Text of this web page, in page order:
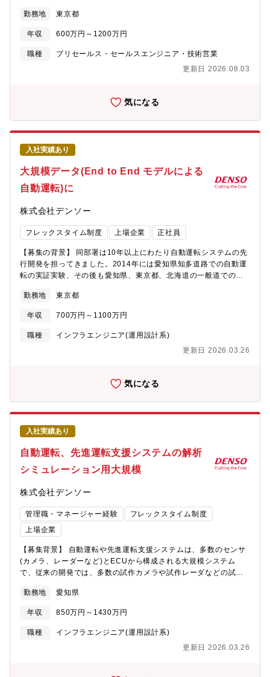
発や既存事業の成長に積極的に投資をしています。イノベーショ
ンカンパニー統括本部では、収益の柱になる事業開発を担ってい
ただける方を募集します。【業務内容】同社が展開する複数のプ
ロダクトを横断的に活用し、お客様の経営課題や技術的課題の解
決提案（商談支援）・導入・運用設計の支援 顧客環境に合わせた
実現するための技術的な設計支援。・パートナー企業との技術連
携・ソリューション構築 販売パートナーへの技術的なトランスフ
ァー・他社製品と自社マルチプロダクトを掛け合わせた連携ソリ
ューションの企画・構築を推進・現場ニーズの集約とプロダクト
フィードバック 顧客や市場の多岐にわたるニーズを調査・分析
し、各製品のアップデートや新機能開発に向けて、企画・開発部
門へ横断的なフィードバックなど
勤務地 東京都
年収 600万円～1200万円
職種
プリセールス・セールスエンジニア・技術営業
更新日 2026.08.03
気になる
入社実績あり
大規模データ(End to End モデルによる
自動運転)に
株式会社デンソー
フレックスタイム制度 上場企業 正社員
【募集の背景】 同部署は10年以上にわたり自動運転システムの先
行開発を担ってきました。2014年には愛知県知多道路での自動運
転の実証実験、その後も愛知県、東京都、北海道の一般道での実
生成AIが登場したことにより、自動運転の分野はプレイヤーや開
発スピードの面でもゲームチェンジが起きており、アメリカや中
国のテック企業が中心となって急速に進化しています。先行する
米中のテック企業の開発スピードに追従するため、2023年に私た
リブン・生成AIを使った自動運転先行開発プロジェクトを起動し
ピューターサイエンスやデータサイエンスの知見・経験がある方
を求めています。【業務内容】 クルマの知能化に向けて、大規模
データをマネジメントできるクラウド基盤開発にチャレンジして
いただきます。（具体的には以下のいずれかに携わっていただき
ます）・大規模データ収集に向けた要件定義、仕様検討、PoC実
行・クラウドサービス上のアプリケーション開発orクラウドイン
フラ基盤の構築orデータ分析・サービス提供に向けた信頼性向
上・セキュリティ確保及び運用設計・実車評価、フィードバック
【組織のミッションについて】 先進モビリティシステム開発部の
とです。それを実現するために、「クルマの知能化」に関する最
先端のシステム開発を行っている部門です。デンソーは、社会に
「安心」を提供するリーディングカンパニーとして、交通事故死
亡者ゼロを目指して、安全製品やシステムの開発に注力してきま
した。その中で、私たち先進モビリティシステム開発部は、クル
マの知能化に関する最先端技術の応用開発を常に牽引していま
す。【組織構成】 私たち先進モビリティシステム開発部は、東京
の羽田オフィスに、約100名の部員が在籍しており、クルマの知能
ネジメント、高性能AIモデル開発、実車評価など様々なチームが
一丸となって開発を進めている組織になります。【業務のやりが
ー企業との協業も組み合わせた開発を推進しており、クラウド関
連技術、SoC（System on Chip）関連技術などの自動車産業以外
勤務地 東京都
年収 700万円～1100万円
職種
インフラエンジニア(運用設計系)
更新日 2026.03.26
気になる
入社実績あり
自動運転、先進運転支援システムの解析
シミュレーション用大規模
株式会社デンソー
管理職・マネージャー経験
フレックスタイム制度
上場企業
【募集背景】 自動運転や先進運転支援システムは、多数のセンサ
(カメラ、レーダーなど)とECUから構成される大規模システム
で、従来の開発では、多数の試作カメラや試作レーダなどの試験
し、それら膨大なデータを多量のサーバで高速に並列処理をして
きていました。今後は試験車両だけでなく一般走行車両からのデ
ータ収集やデータドリブン開発などビッグデータの活用範囲も広
がっていくことから、シミュレーション環境をさらにブラッシュ
組んでおります。また、仮想環境(デジタルツイン)への対応も進め
勤務地 愛知県
年収 850万円～1430万円
職種
インフラエンジニア(運用設計系)
更新日 2026.03.26